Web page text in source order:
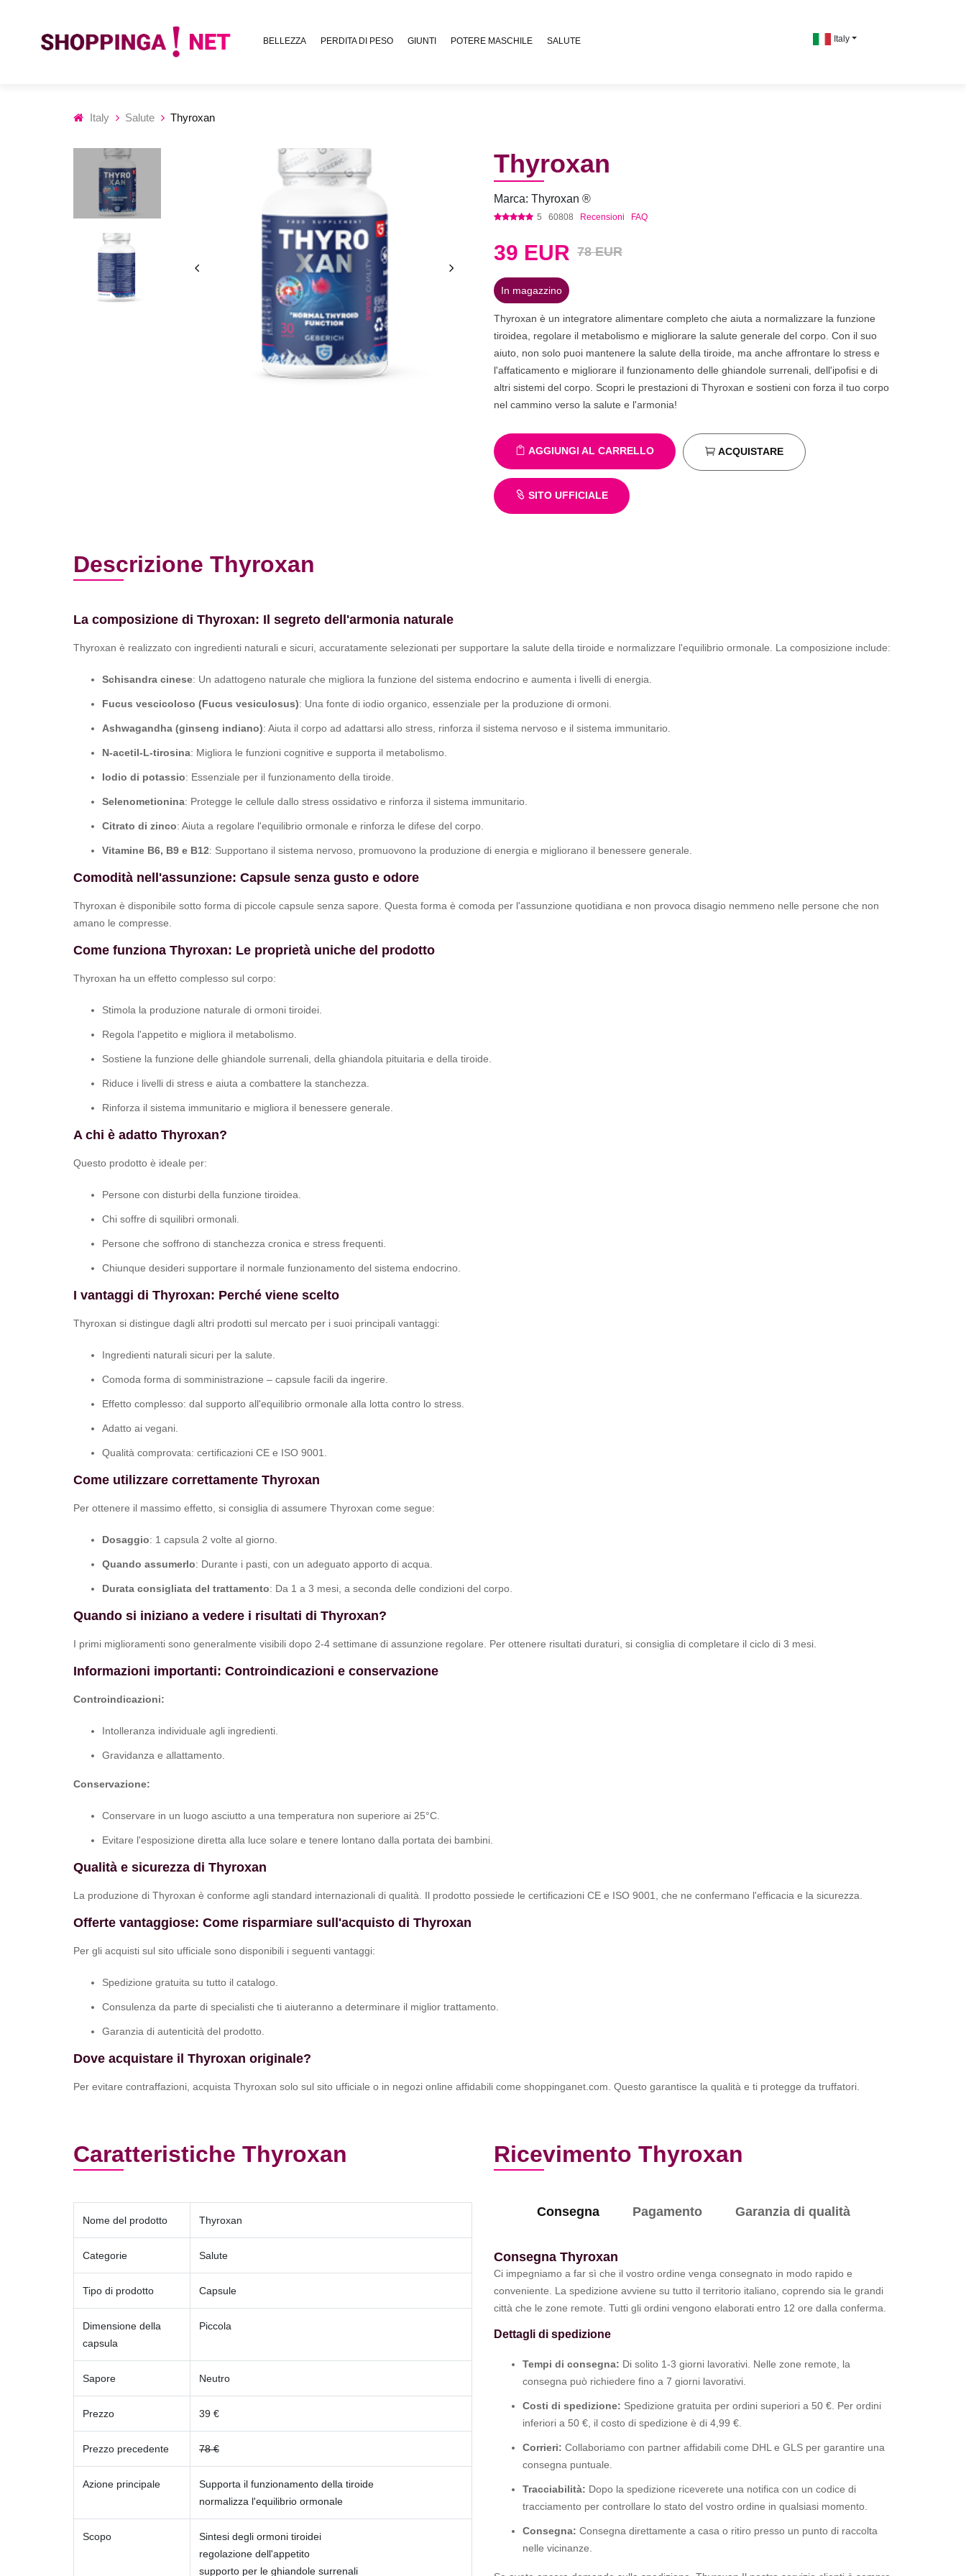
BELLEZZA PERDITA DI PESO GIUNTI POTERE MASCHILE SALUTE Italy
Italy Salute Thyroxan
Thyroxan
Marca: Thyroxan ®
5 60808 Recensioni FAQ
39 EUR 78 EUR
In magazzino
Thyroxan è un integratore alimentare completo che aiuta a normalizzare la funzione
tiroidea, regolare il metabolismo e migliorare la salute generale del corpo. Con il suo
aiuto, non solo puoi mantenere la salute della tiroide, ma anche affrontare lo stress e
l'affaticamento e migliorare il funzionamento delle ghiandole surrenali, dell'ipofisi e di
altri sistemi del corpo. Scopri le prestazioni di Thyroxan e sostieni con forza il tuo corpo
nel cammino verso la salute e l'armonia!
AGGIUNGI AL CARRELLO ACQUISTARE
SITO UFFICIALE
Descrizione Thyroxan
La composizione di Thyroxan: Il segreto dell'armonia naturale
Thyroxan è realizzato con ingredienti naturali e sicuri, accuratamente selezionati per supportare la salute della tiroide e normalizzare l'equilibrio ormonale. La composizione include:
Schisandra cinese: Un adattogeno naturale che migliora la funzione del sistema endocrino e aumenta i livelli di energia.
Fucus vescicoloso (Fucus vesiculosus): Una fonte di iodio organico, essenziale per la produzione di ormoni.
Ashwagandha (ginseng indiano): Aiuta il corpo ad adattarsi allo stress, rinforza il sistema nervoso e il sistema immunitario.
N-acetil-L-tirosina: Migliora le funzioni cognitive e supporta il metabolismo.
Iodio di potassio: Essenziale per il funzionamento della tiroide.
Selenometionina: Protegge le cellule dallo stress ossidativo e rinforza il sistema immunitario.
Citrato di zinco: Aiuta a regolare l'equilibrio ormonale e rinforza le difese del corpo.
Vitamine B6, B9 e B12: Supportano il sistema nervoso, promuovono la produzione di energia e migliorano il benessere generale.
Comodità nell'assunzione: Capsule senza gusto e odore
Thyroxan è disponibile sotto forma di piccole capsule senza sapore. Questa forma è comoda per l'assunzione quotidiana e non provoca disagio nemmeno nelle persone che non
amano le compresse.
Come funziona Thyroxan: Le proprietà uniche del prodotto
Thyroxan ha un effetto complesso sul corpo:
Stimola la produzione naturale di ormoni tiroidei.
Regola l'appetito e migliora il metabolismo.
Sostiene la funzione delle ghiandole surrenali, della ghiandola pituitaria e della tiroide.
Riduce i livelli di stress e aiuta a combattere la stanchezza.
Rinforza il sistema immunitario e migliora il benessere generale.
A chi è adatto Thyroxan?
Questo prodotto è ideale per:
Persone con disturbi della funzione tiroidea.
Chi soffre di squilibri ormonali.
Persone che soffrono di stanchezza cronica e stress frequenti.
Chiunque desideri supportare il normale funzionamento del sistema endocrino.
I vantaggi di Thyroxan: Perché viene scelto
Thyroxan si distingue dagli altri prodotti sul mercato per i suoi principali vantaggi:
Ingredienti naturali sicuri per la salute.
Comoda forma di somministrazione – capsule facili da ingerire.
Effetto complesso: dal supporto all'equilibrio ormonale alla lotta contro lo stress.
Adatto ai vegani.
Qualità comprovata: certificazioni CE e ISO 9001.
Come utilizzare correttamente Thyroxan
Per ottenere il massimo effetto, si consiglia di assumere Thyroxan come segue:
Dosaggio: 1 capsula 2 volte al giorno.
Quando assumerlo: Durante i pasti, con un adeguato apporto di acqua.
Durata consigliata del trattamento: Da 1 a 3 mesi, a seconda delle condizioni del corpo.
Quando si iniziano a vedere i risultati di Thyroxan?
I primi miglioramenti sono generalmente visibili dopo 2-4 settimane di assunzione regolare. Per ottenere risultati duraturi, si consiglia di completare il ciclo di 3 mesi.
Informazioni importanti: Controindicazioni e conservazione
Controindicazioni:
Intolleranza individuale agli ingredienti.
Gravidanza e allattamento.
Conservazione:
Conservare in un luogo asciutto a una temperatura non superiore ai 25°C.
Evitare l'esposizione diretta alla luce solare e tenere lontano dalla portata dei bambini.
Qualità e sicurezza di Thyroxan
La produzione di Thyroxan è conforme agli standard internazionali di qualità. Il prodotto possiede le certificazioni CE e ISO 9001, che ne confermano l'efficacia e la sicurezza.
Offerte vantaggiose: Come risparmiare sull'acquisto di Thyroxan
Per gli acquisti sul sito ufficiale sono disponibili i seguenti vantaggi:
Spedizione gratuita su tutto il catalogo.
Consulenza da parte di specialisti che ti aiuteranno a determinare il miglior trattamento.
Garanzia di autenticità del prodotto.
Dove acquistare il Thyroxan originale?
Per evitare contraffazioni, acquista Thyroxan solo sul sito ufficiale o in negozi online affidabili come shoppinganet.com. Questo garantisce la qualità e ti protegge da truffatori.
Caratteristiche Thyroxan
Nome del prodotto Thyroxan
Categorie Salute
Tipo di prodotto Capsule
Dimensione della
capsula
Piccola
Sapore Neutro
Prezzo 39 €
Prezzo precedente 78 €
Azione principale
Supporta il funzionamento della tiroide
normalizza l'equilibrio ormonale
Scopo
Sintesi degli ormoni tiroidei
regolazione dell'appetito
supporto per le ghiandole surrenali
Ricevimento Thyroxan
Consegna Pagamento Garanzia di qualità
Consegna Thyroxan
Ci impegniamo a far sì che il vostro ordine venga consegnato in modo rapido e
conveniente. La spedizione avviene su tutto il territorio italiano, coprendo sia le grandi
città che le zone remote. Tutti gli ordini vengono elaborati entro 12 ore dalla conferma.
Dettagli di spedizione
Tempi di consegna: Di solito 1-3 giorni lavorativi. Nelle zone remote, la
consegna può richiedere fino a 7 giorni lavorativi.
Costi di spedizione: Spedizione gratuita per ordini superiori a 50 €. Per ordini
inferiori a 50 €, il costo di spedizione è di 4,99 €.
Corrieri: Collaboriamo con partner affidabili come DHL e GLS per garantire una
consegna puntuale.
Tracciabilità: Dopo la spedizione riceverete una notifica con un codice di
tracciamento per controllare lo stato del vostro ordine in qualsiasi momento.
Consegna: Consegna direttamente a casa o ritiro presso un punto di raccolta
nelle vicinanze.